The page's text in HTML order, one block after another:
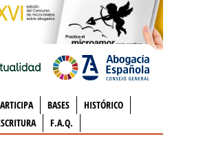
BASES
HISTÓRICO
F.A.Q.